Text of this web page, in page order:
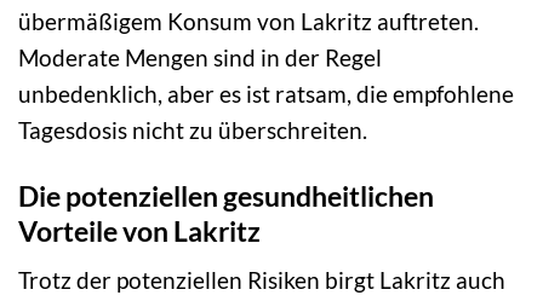
übermäßigem Konsum von Lakritz auftreten.
Moderate Mengen sind in der Regel
unbedenklich, aber es ist ratsam, die empfohlene
Tagesdosis nicht zu überschreiten.
Die potenziellen gesundheitlichen
Vorteile von Lakritz
Trotz der potenziellen Risiken birgt Lakritz auch